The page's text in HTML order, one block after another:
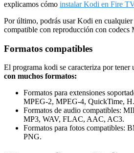
explicamos cómo instalar Kodi en Fire
Por último, podrás usar Kodi en
compatible con reproducción con
Formatos compatibles
El programa kodi se caracteriza por tener
con muchos formatos:
Formatos para extensiones
MPEG-2, MPEG-4, QuickTime,
Formatos de audio compatibles:
MP3, WAV, FLAC, AAC, AC3.
Formatos para fotos compatibles:
PNG.